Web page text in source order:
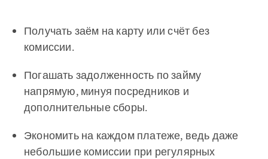
Получать заём на карту или счёт без
комиссии.
Погашать задолженность по займу
напрямую, минуя посредников и
дополнительные сборы.
Экономить на каждом платеже, ведь даже
небольшие комиссии при регулярных